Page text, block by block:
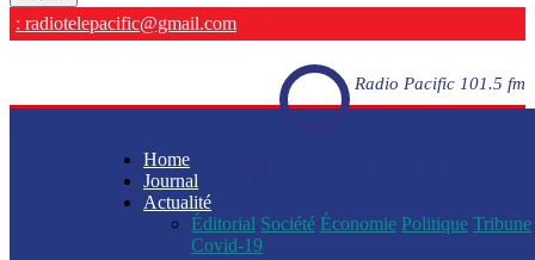
: radiotelepacific@gmail.com
Radio Pacific 101.5 fm
Home
Journal
Actualité
Éditorial Société Économie Politique Tribune
Covid-19